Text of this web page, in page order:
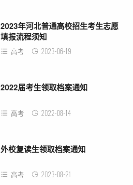
2023年河北普通高校招生考生志愿
填报流程须知
高考 2023-06-19
2022届考生领取档案通知
高考 2022-08-14
外校复读生领取档案通知
高考 2023-08-21